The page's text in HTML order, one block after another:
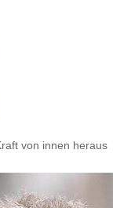
von innen heraus